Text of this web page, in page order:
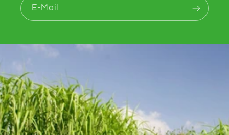
E-Mail